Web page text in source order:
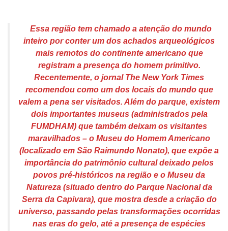
Essa região tem chamado a atenção do mundo
inteiro por conter um dos achados arqueológicos
mais remotos do continente americano que
registram a presença do homem primitivo.
Recentemente, o jornal The New York Times
recomendou como um dos locais do mundo que
valem a pena ser visitados. Além do parque, existem
dois importantes museus (administrados pela
FUMDHAM) que também deixam os visitantes
maravilhados – o Museu do Homem Americano
(localizado em São Raimundo Nonato), que expõe a
importância do patrimônio cultural deixado pelos
povos pré-históricos na região e o Museu da
Natureza (situado dentro do Parque Nacional da
Serra da Capivara), que mostra desde a criação do
universo, passando pelas transformações ocorridas
nas eras do gelo, até a presença de espécies